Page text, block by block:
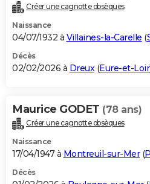
Créer une cagnotte obsèques
Naissance
04/07/1932 à Villaines-la-Carelle (
Décès
02/02/2026 à Dreux(Eure-et-Loir
Maurice GODET (78 ans)
Créer une cagnotte obsèques
Naissance
17/04/1947 à Montreuil-sur-Mer(
Décès